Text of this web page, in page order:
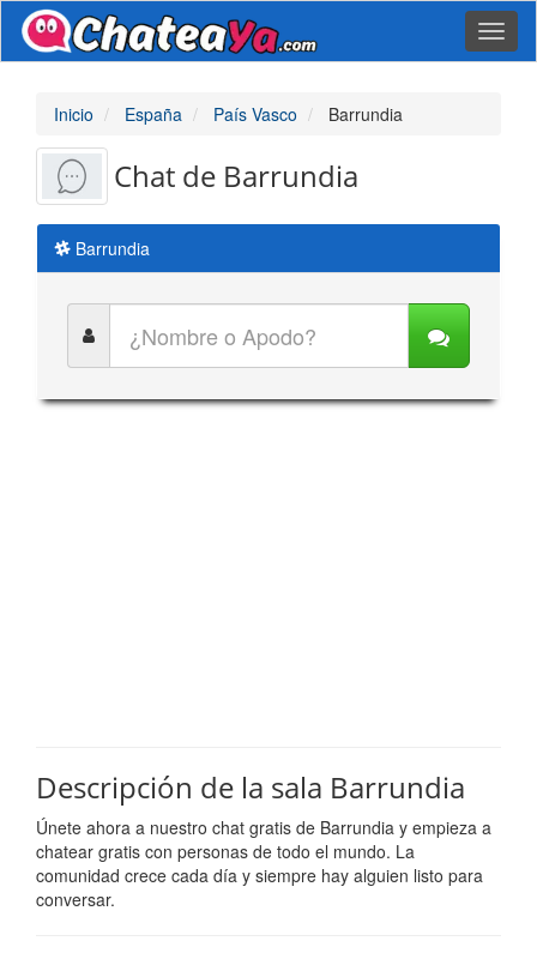
Inicio España País Vasco Barrundia
Chat de Barrundia
Barrundia
Descripción de la sala Barrundia
Únete ahora a nuestro chat gratis de Barrundia y empieza a
chatear gratis con personas de todo el mundo. La
comunidad crece cada día y siempre hay alguien listo para
conversar.